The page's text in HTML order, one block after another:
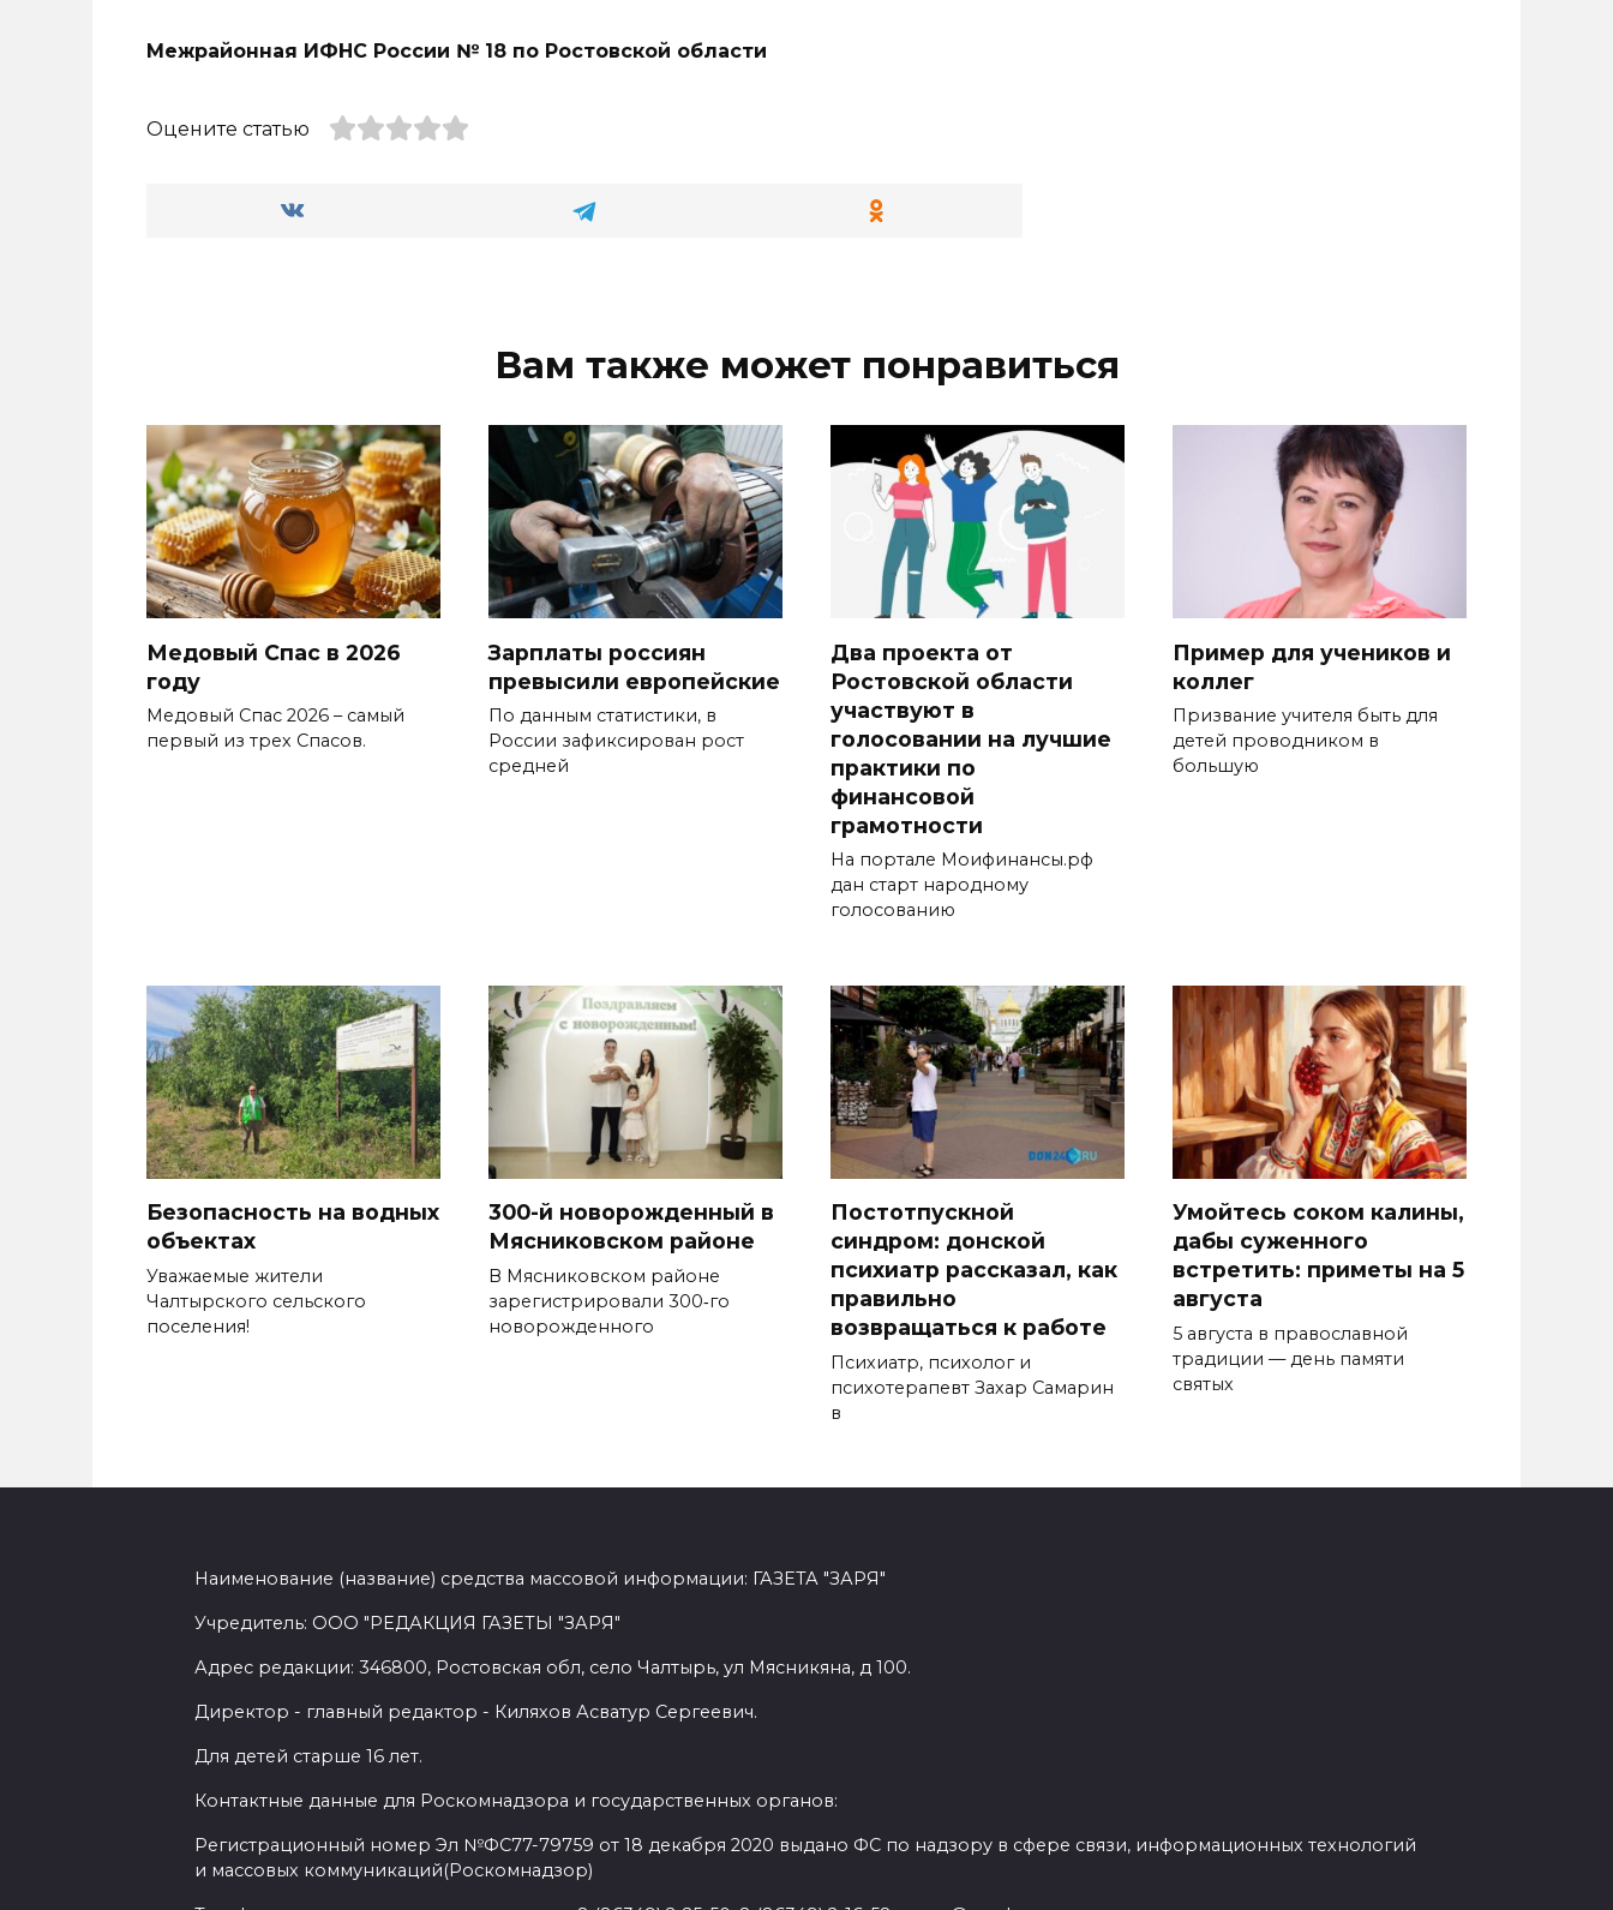
Межрайонная ИФНС России № 18 по Ростовской области
Оцените статью
Вам также может понравиться
Медовый Спас в 2026
году
Медовый Спас 2026 – самый
первый из трех Спасов.
Зарплаты россиян
превысили европейские
По данным статистики, в
России зафиксирован рост
средней
Два проекта от
Ростовской области
участвуют в
голосовании на лучшие
практики по
финансовой
грамотности
На портале Моифинансы.рф
дан старт народному
голосованию
Пример для учеников и
коллег
Призвание учителя быть для
де­тей проводником в
большую
Безопасность на водных
объектах
Уважаемые жители
Чалтырского сельского
поселения!
300-й новорожденный в
Мясниковском районе
В Мясниковском районе
зарегистрировали 300‑го
новорожденного
Постотпускной
синдром: донской
психиатр рассказал, как
правильно
возвращаться к работе
Психиатр, психолог и
психотерапевт Захар Самарин
в
Умойтесь соком калины,
дабы суженного
встретить: приметы на 5
августа
5 августа в православной
традиции — день памяти
святых
Наименование (название) средства массовой информации: ГАЗЕТА "ЗАРЯ"
Учредитель: ООО "РЕДАКЦИЯ ГАЗЕТЫ "ЗАРЯ"
Адрес редакции: 346800, Ростовская обл, село Чалтырь, ул Мясникяна, д 100.
Директор - главный редактор - Киляхов Асватур Сергеевич.
Для детей старше 16 лет.
Контактные данные для Роскомнадзора и государственных органов:
Регистрационный номер Эл №ФС77-79759 от 18 декабря 2020 выдано ФС по надзору в сфере связи, информационных технологий
и массовых коммуникаций(Роскомнадзор)